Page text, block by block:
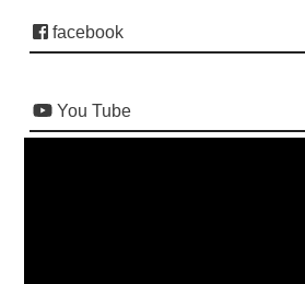
facebook
You Tube